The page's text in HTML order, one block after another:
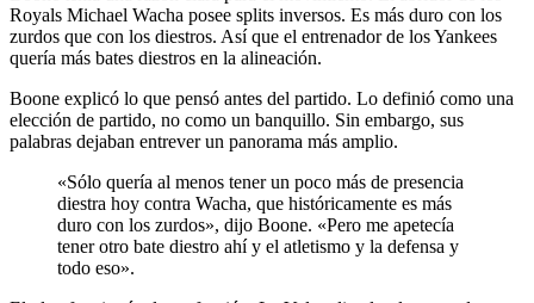
Royals Michael Wacha posee splits inversos. Es más duro con los
zurdos que con los diestros. Así que el entrenador de los Yankees
quería más bates diestros en la alineación.
Boone explicó lo que pensó antes del partido. Lo definió como una
elección de partido, no como un banquillo. Sin embargo, sus
palabras dejaban entrever un panorama más amplio.
«Sólo quería al menos tener un poco más de presencia
diestra hoy contra Wacha, que históricamente es más
duro con los zurdos», dijo Boone. «Pero me apetecía
tener otro bate diestro ahí y el atletismo y la defensa y
todo eso».